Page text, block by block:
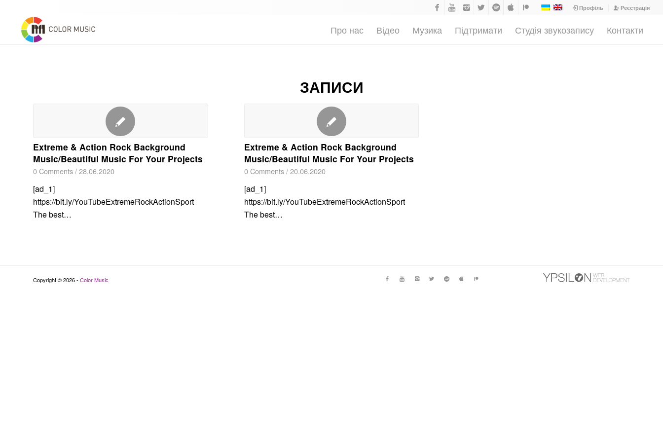
Профіль Реєстрація
Про нас Відео Музика Підтримати Студія звукозапису Контакти
ЗАПИСИ
Extreme & Action Rock Background
Music/Beautiful Music For Your Projects
0 Comments/28.06.2020
[ad_1]
https://bit.ly/YouTubeExtremeRockActionSport
The best…
Extreme & Action Rock Background
Music/Beautiful Music For Your Projects
0 Comments / 20.06.2020
[ad_1]
https://bit.ly/YouTubeExtremeRockActionSport
The best…
Copyright © 2026 - Color Music